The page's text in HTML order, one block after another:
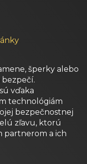
šperky alebo
vďaka
technológiám
bezpečnostnej
zľavu, ktorú
partnerom a ich